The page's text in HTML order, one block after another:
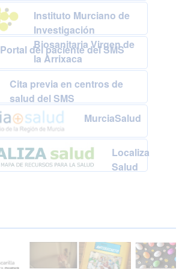
Instituto Murciano de
Investigación
Biosanitaria Virgen de
la Arrixaca
Portal del paciente del SMS
Cita previa en centros de
salud del SMS
MurciaSalud
Localiza
Salud